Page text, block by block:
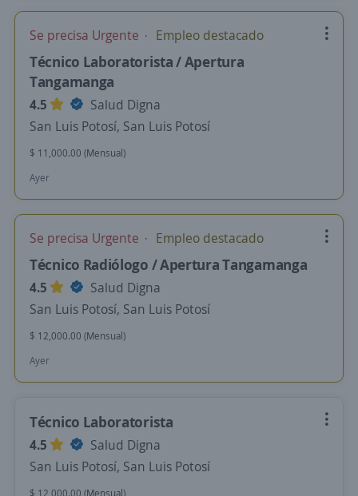
Se precisa Urgente Empleo destacado
Técnico Laboratorista / Apertura
Tangamanga
4.5
Salud Digna
San Luis Potosí, San Luis Potosí
$ 11,000.00 (Mensual)
Ayer
Se precisa Urgente Empleo destacado
Técnico Radiólogo / Apertura Tangamanga
4.5
Salud Digna
San Luis Potosí, San Luis Potosí
$ 12,000.00 (Mensual)
Ayer
Técnico Laboratorista
4.5
Salud Digna
San Luis Potosí, San Luis Potosí
$ 12,000.00 (Mensual)